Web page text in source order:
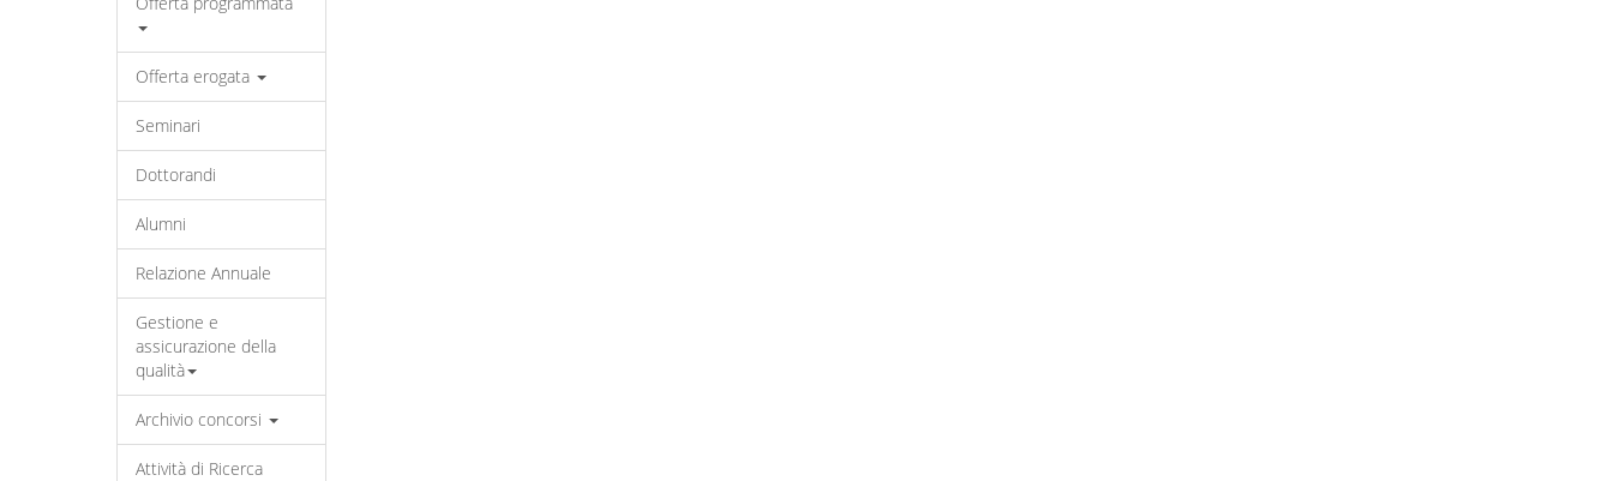
Offerta erogata
Seminari
Dottorandi
Alumni
Relazione Annuale
Gestione e
assicurazione della
qualità
Archivio concorsi
Attività di Ricerca